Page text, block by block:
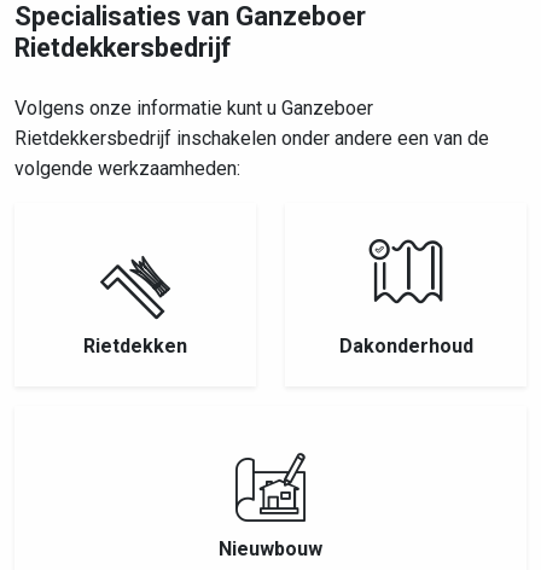
Specialisaties van Ganzeboer
Rietdekkersbedrijf
Volgens onze informatie kunt u Ganzeboer
Rietdekkersbedrijf inschakelen onder andere een van de
volgende werkzaamheden:
Rietdekken Dakonderhoud
Nieuwbouw